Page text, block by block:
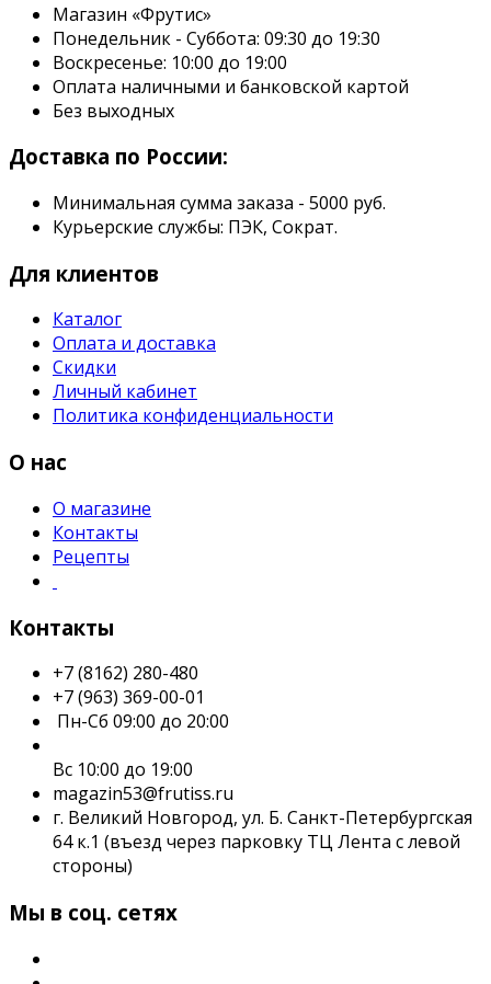
Магазин «Фрутис»
Понедельник - Суббота: 09:30 до 19:30
Воскресенье: 10:00 до 19:00
Оплата наличными и банковской картой
Без выходных
Доставка по России:
Минимальная сумма заказа - 5000 руб.
Курьерские службы: ПЭК, Сократ.
Для клиентов
Каталог
Оплата и доставка
Скидки
Личный кабинет
Политика конфиденциальности
О нас
О магазине
Контакты
Рецепты
Контакты
+7 (8162) 280-480
+7 (963) 369-00-01
Пн-Сб 09:00 до 20:00
Вс 10:00 до 19:00
magazin53@frutiss.ru
г. Великий Новгород, ул. Б. Санкт-Петербургская
64 к.1 (въезд через парковку ТЦ Лента с левой
стороны)
Мы в соц. сетях